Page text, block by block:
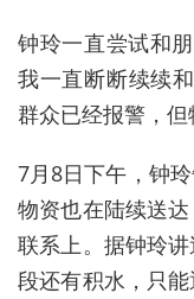
钟玲一直尝试和
我一直断断续续
群众已经报警，但
7月8日下午，钟
物资也在陆续送达
联系上。据钟玲
段还有积水，只